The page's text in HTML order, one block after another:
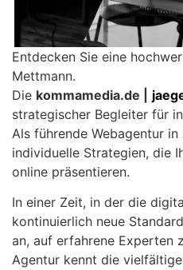
Entdecken Sie eine
Mettmann.
Die kommamedia.de |
strategischer Begleiter für
Als führende Webagentur
individuelle Strategien, die
online präsentieren.
In einer Zeit, in der die
kontinuierlich neue
an, auf erfahrene Experten
Agentur kennt die